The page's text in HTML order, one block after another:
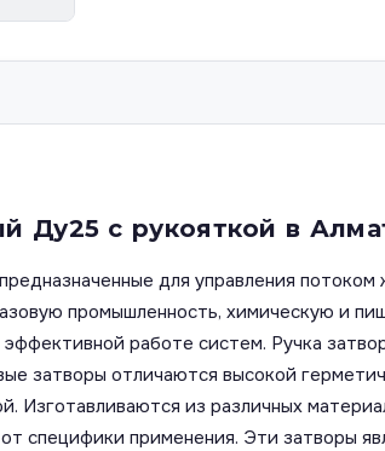
Ду25 с рукояткой в
для управления
промышленность, химическую и
работе систем. Ручка
затворы отличаются высокой
из различных
специфики применения. Эти затворы